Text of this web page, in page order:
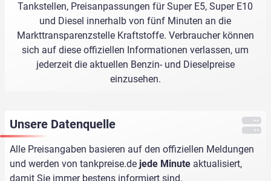
Tankstellen, Preisanpassungen für Super E5, Super E10
und Diesel innerhalb von fünf Minuten an die
Markttransparenzstelle Kraftstoffe. Verbraucher können
sich auf diese offiziellen Informationen verlassen, um
jederzeit die aktuellen Benzin- und Dieselpreise
einzusehen.
Unsere Datenquelle
Alle Preisangaben basieren auf den offiziellen Meldungen
und werden von tankpreise.de jede Minute aktualisiert,
damit Sie immer bestens informiert sind.